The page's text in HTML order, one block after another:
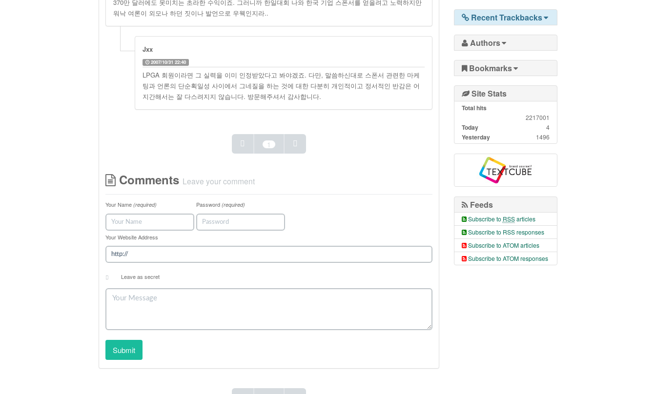
370만 달러에도 못미치는 초라한 수익이죠. 그러니까 한일대회 나와 한국 기업 스폰서를 얻을려고 노력하지만
워낙 여론이 외모나 하던 짓이나 발언으로 우웩인지라..
Jxx
2007/10/31 22:40
LPGA 회원이라면 그 실력을 이미 인정받았다고 봐야겠죠. 다만, 말씀하신대로 스폰서 관련한 마케
팅과 언론의 단순획일성 사이에서 그네질을 하는 것에 대한 다분히 개인적이고 정서적인 반감은 어
지간해서는 잘 다스려지지 않습니다. 방문해주셔서 감사합니다.
1
Comments Leave your comment
Your Name (required) Password (required)
Your Website Address
Leave as secret
Submit
Recent Trackbacks
Authors
Bookmarks
Site Stats
Total hits
2217001
Today 4
Yesterday 1496
Feeds
Subscribe to RSSarticles
Subscribe to RSS responses
Subscribe to ATOM articles
Subscribe to ATOM responses